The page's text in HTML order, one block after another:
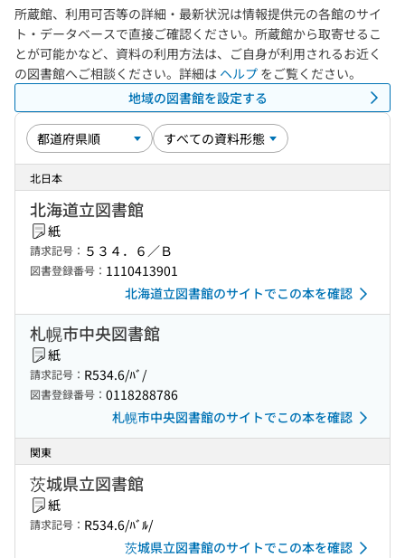
所蔵館、利用可否等の詳細・最新状況は情報提供元の各館のサイ
ト・データベースで直接ご確認ください。所蔵館から取寄せるこ
とが可能かなど、資料の利用方法は、ご自身が利用されるお近く
の図書館へご相談ください。詳細は ヘルプ をご覧ください。
地域の図書館を設定する
北日本
北海道立図書館
紙
請求記号： ５３４．６／Ｂ
図書登録番号： 1110413901
北海道立図書館のサイトでこの本を確認
札幌市中央図書館
紙
請求記号： R534.6/ﾊﾞ/
図書登録番号： 0118288786
札幌市中央図書館のサイトでこの本を確認
関東
茨城県立図書館
紙
請求記号： R534.6/ﾊﾞﾙ/
茨城県立図書館のサイトでこの本を確認